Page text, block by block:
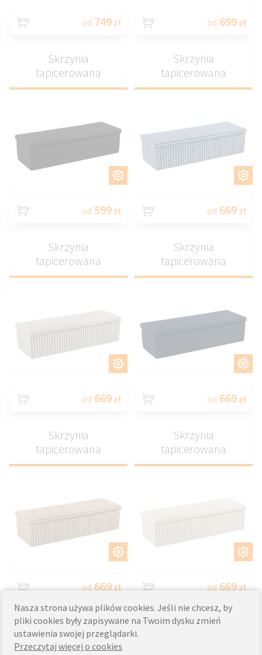
od 749 zł od 699 zł
Skrzynia
tapicerowana
od 599 zł
Skrzynia
tapicerowana
od 669 zł
Skrzynia
tapicerowana
od 669 zł
Skrzynia
tapicerowana
od 669 zł
Skrzynia
tapicerowana
od669zł
Skrzynia
tapicerowana
od669zł
Skrzynia
tapicerowana
Skrzynia
Nasza strona używa plików cookies. Jeśli nie chcesz, by
pliki cookies były zapisywane na Twoim dysku zmień
ustawienia swojej przeglądarki.
Przeczytaj więcej o cookies